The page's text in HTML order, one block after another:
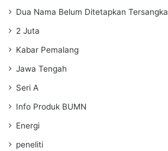
Dua Nama Belum Ditetapkan Tersangka
2 Juta
Kabar Pemalang
Jawa Tengah
Seri A
Info Produk BUMN
Energi
peneliti